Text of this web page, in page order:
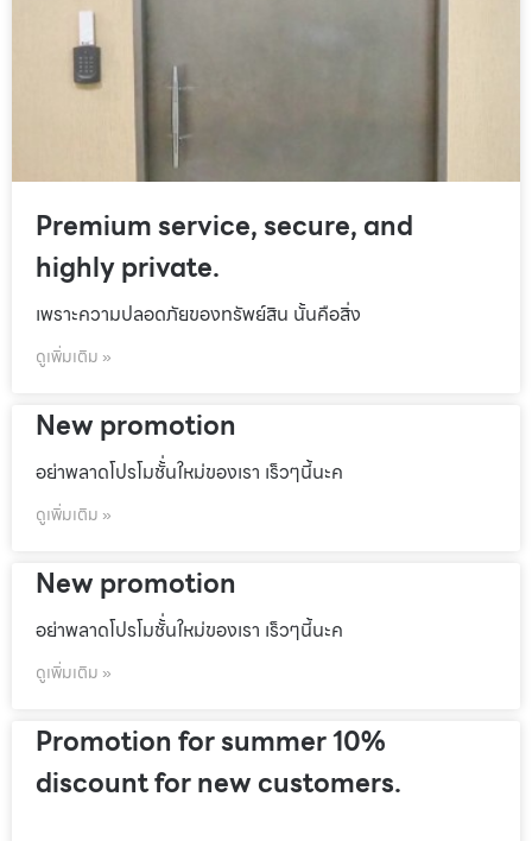
Premium service, secure, and
highly private.
เพราะความปลอดภัยของทรัพย์สิน นั้นคือสิ่ง
ดูเพิ่มเติม »
New promotion
อย่าพลาดโปรโมชั้่นใหม่ของเรา เร็วๆนี้นะค
ดูเพิ่มเติม »
New promotion
อย่าพลาดโปรโมชั้่นใหม่ของเรา เร็วๆนี้นะค
ดูเพิ่มเติม »
Promotion for summer 10%
discount for new customers.